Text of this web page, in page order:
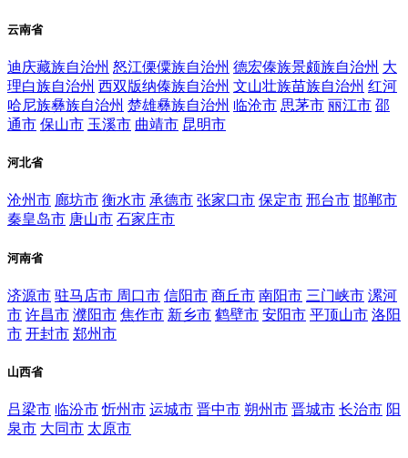
云南省
迪庆藏族自治州 怒江傈僳族自治州 德宏傣族景颇族自治州 大
理白族自治州 西双版纳傣族自治州 文山壮族苗族自治州 红河
哈尼族彝族自治州 楚雄彝族自治州 临沧市 思茅市 丽江市 邵
通市 保山市 玉溪市 曲靖市 昆明市
河北省
沧州市 廊坊市 衡水市 承德市 张家口市 保定市 邢台市 邯郸市
秦皇岛市 唐山市 石家庄市
河南省
济源市 驻马店市 周口市 信阳市 商丘市 南阳市 三门峡市 漯河
市 许昌市 濮阳市 焦作市 新乡市 鹤壁市 安阳市 平顶山市 洛阳
市 开封市 郑州市
山西省
吕梁市 临汾市 忻州市 运城市 晋中市 朔州市 晋城市 长治市 阳
泉市 大同市 太原市